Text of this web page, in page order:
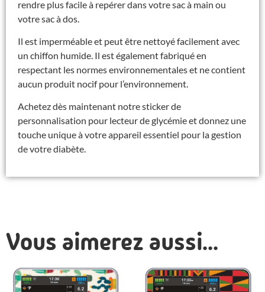
rendre plus facile à repérer dans votre sac à main ou
votre sac à dos.
Il est imperméable et peut être nettoyé facilement avec
un chiffon humide. Il est également fabriqué en
respectant les normes environnementales et ne contient
aucun produit nocif pour l’environnement.
Achetez dès maintenant notre sticker de
personnalisation pour lecteur de glycémie et donnez une
touche unique à votre appareil essentiel pour la gestion
de votre diabète.
Vous aimerez aussi...